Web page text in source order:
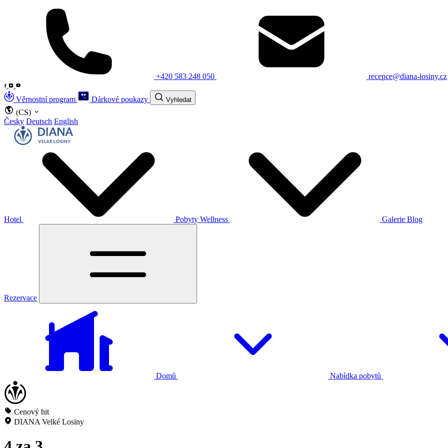
+420 583 248 050 recepce@diana-losiny.cz
Věrnostní program Dárkové poukazy Vyhledat
(CS)
Česky Deutsch English
Hotel Pobyty Wellness Galerie Blog
Rezervace
Domů Nabídka pobytů
Cenový hit
DIANA Velké Losiny